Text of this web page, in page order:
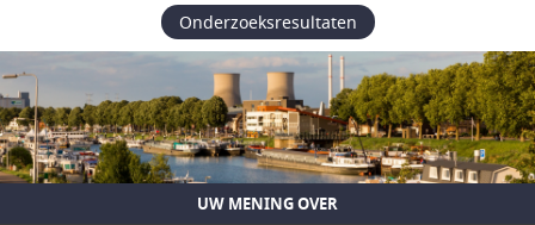
Onderzoeksresultaten
UW MENING OVER